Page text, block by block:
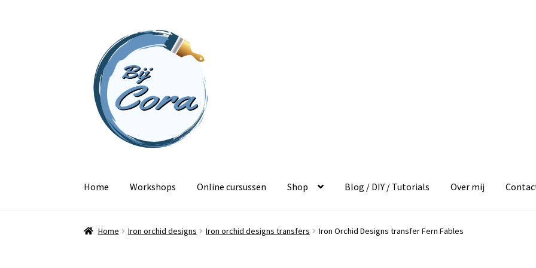
naar
navigatie
inhoud
Home Workshops Online cursussen Shop Blog / DIY / Tutorials Over mij
Home Iron orchid designs Iron orchid designs transfers Iron Orchid Designs transfer Fern Fables